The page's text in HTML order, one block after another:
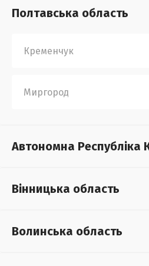
Полтавська область
Кременчук
Миргород
Автономна Республіка
Вінницька область
Волинська область